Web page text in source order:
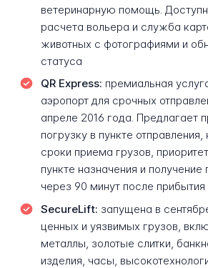
ветеринарную помощь.
расчета вольера и служба
животных с фотографиями и
статуса
QR Express: премиальная
аэропорт для срочных
апреле 2016 года. Предлагает
погрузку в пункте отправления,
сроки приема грузов,
пункте назначения и
через 90 минут после
SecureLift: запущена в
ценных и уязвимых грузов,
металлы, золотые слитки,
изделия, часы,